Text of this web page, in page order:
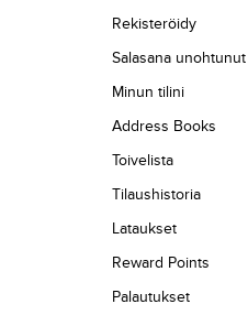
Rekisteröidy
Salasana unohtunut
Minun tilini
Address Books
Toivelista
Tilaushistoria
Lataukset
Reward Points
Palautukset